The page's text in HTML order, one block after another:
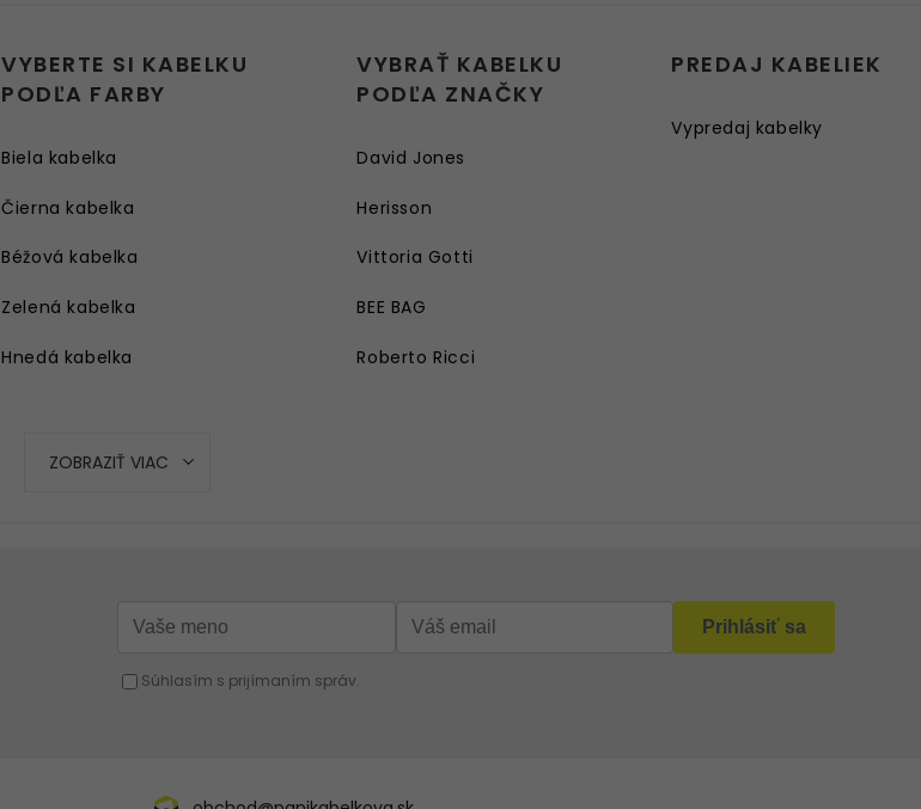
VYBERTE SI KABELKU
PODĽA FARBY
Biela kabelka
Čierna kabelka
Béžová kabelka
Zelená kabelka
Hnedá kabelka
Ružová kabelka
VYBRAŤ KABELKU
PODĽA ZNAČKY
David Jones
Herisson
Vittoria Gotti
BEE BAG
Roberto Ricci
PREDAJ KABELIEK
Vypredaj kabelky
ZOBRAZIŤ VIAC